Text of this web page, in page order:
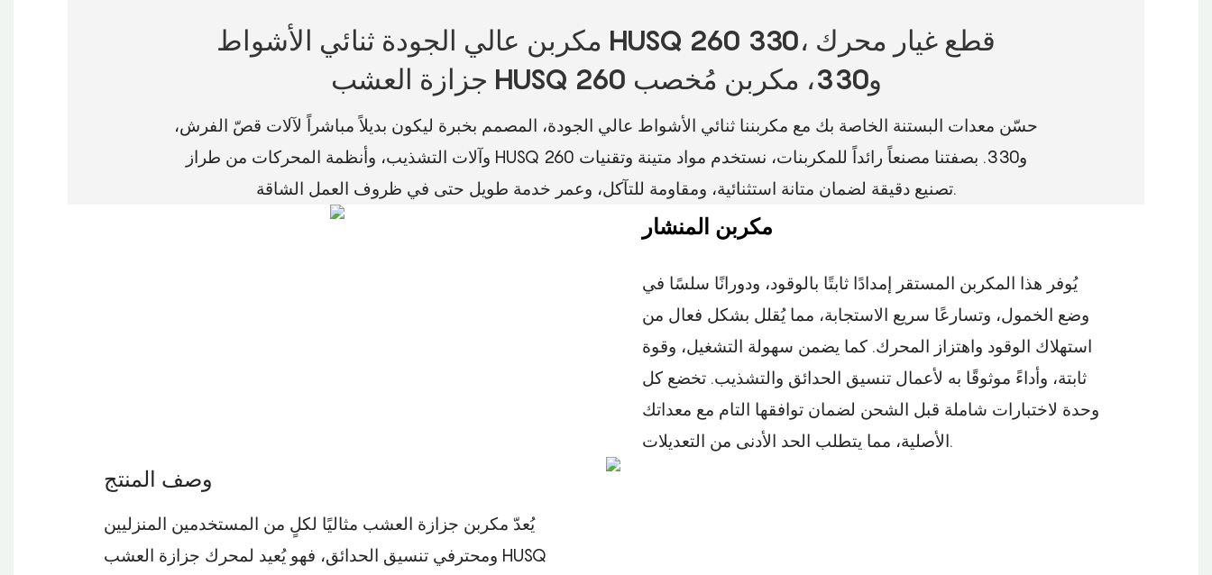
مكربن ​​عالي الجودة ثنائي الأشواط HUSQ 260 330، قطع غيار محرك
جزازة العشب HUSQ 260 و330، مكربن ​​مُخصب
حسّن معدات البستنة الخاصة بك مع مكربننا ثنائي الأشواط عالي الجودة، المصمم بخبرة ليكون بديلاً مباشراً لآلات قصّ الفرش،
وآلات التشذيب، وأنظمة المحركات من طراز HUSQ 260 و330. بصفتنا مصنعاً رائداً للمكربنات، نستخدم مواد متينة وتقنيات
تصنيع دقيقة لضمان متانة استثنائية، ومقاومة للتآكل، وعمر خدمة طويل حتى في ظروف العمل الشاقة.
مكربن ​​المنشار
يُوفر هذا المكربن ​​المستقر إمدادًا ثابتًا بالوقود، ودورانًا سلسًا في
وضع الخمول، وتسارعًا سريع الاستجابة، مما يُقلل بشكل فعال من
استهلاك الوقود واهتزاز المحرك. كما يضمن سهولة التشغيل، وقوة
ثابتة، وأداءً موثوقًا به لأعمال تنسيق الحدائق والتشذيب. تخضع كل
وحدة لاختبارات شاملة قبل الشحن لضمان توافقها التام مع معداتك
الأصلية، مما يتطلب الحد الأدنى من التعديلات.
وصف المنتج
يُعدّ مكربن ​​جزازة العشب مثاليًا لكلٍ من المستخدمين المنزليين
ومحترفي تنسيق الحدائق، فهو يُعيد لمحرك جزازة العشب HUSQ